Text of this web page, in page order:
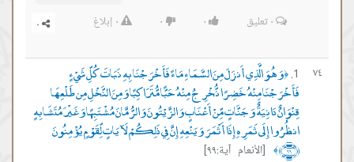
٠تعليق ٠ ٠ ٠ إبلاغ
٧٤ ﴿وَهُوَ الَّذِي أَنزَلَ مِنَ السَّمَاءِ مَاءً فَأَخْرَجْنَا بِهِ نَبَاتَ كُلِّ شَيْءٍ
فَأَخْرَجْنَا مِنْهُ خَضِرًا نُّخْرِجُ مِنْهُ حَبًّا مُّتَرَاكِبًا وَمِنَ النَّخْلِ مِن طَلْعِهَا
قِنْوَانٌ دَانِيَةٌ وَجَنَّاتٍ مِّنْ أَعْنَابٍ وَالزَّيْتُونَ وَالرُّمَّانَ مُشْتَبِهًا وَغَيْرَ مُتَشَابِهٍ
انظُرُوا إِلَى ثَمَرِهِ إِذَا أَثْمَرَ وَيَنْعِهِ إِنَّ فِي ذَلِكُمْ لَآيَاتٍ لِّقَوْمٍ يُؤْمِنُونَ
﴿٩٩﴾ ﴾
[الأنعام آية:٩٩]